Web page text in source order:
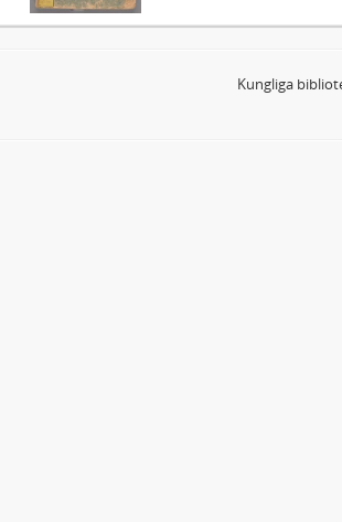
Kungliga